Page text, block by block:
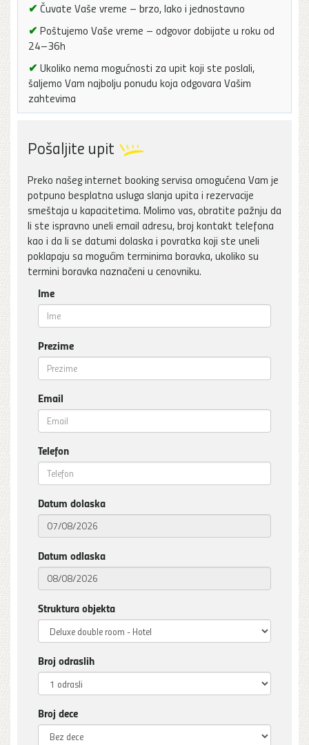
✔ Čuvate Vaše vreme – brzo, lako i jednostavno
✔ Poštujemo Vaše vreme – odgovor dobijate u roku od
24–36h
✔ Ukoliko nema mogućnosti za upit koji ste poslali,
šaljemo Vam najbolju ponudu koja odgovara Vašim
zahtevima
Pošaljite upit
Preko našeg internet booking servisa omogućena Vam je
potpuno besplatna usluga slanja upita i rezervacije
smeštaja u kapacitetima. Molimo vas, obratite pažnju da
li ste ispravno uneli email adresu, broj kontakt telefona
kao i da li se datumi dolaska i povratka koji ste uneli
poklapaju sa mogućim terminima boravka, ukoliko su
termini boravka naznačeni u cenovniku.
Ime
Prezime
Email
Telefon
Datum dolaska
Datum odlaska
Struktura objekta
Broj odraslih
Broj dece